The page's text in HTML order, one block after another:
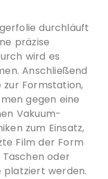
durchläuft
präzise
wird es
Anschließend
Formstation,
gegen eine
Vakuum-
zum Einsatz,
Film der Form
oder
platziert werden.